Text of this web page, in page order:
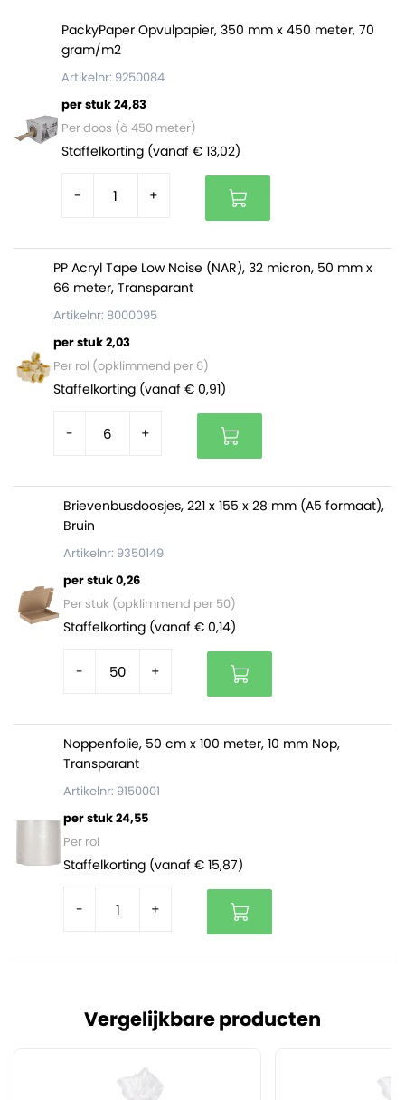
PackyPaper Opvulpapier, 350 mm x 450 meter, 70
gram/m2
Artikelnr: 9250084
per stuk 24,83
Per doos (à 450 meter)
Staffelkorting (vanaf € 13,02)
- +
PP Acryl Tape Low Noise (NAR), 32 micron, 50 mm x
66 meter, Transparant
Artikelnr: 8000095
per stuk 2,03
Per rol (opklimmend per 6)
Staffelkorting (vanaf € 0,91)
- +
Brievenbusdoosjes, 221 x 155 x 28 mm (A5 formaat),
Bruin
Artikelnr: 9350149
per stuk 0,26
Per stuk (opklimmend per 50)
Staffelkorting (vanaf € 0,14)
- +
Noppenfolie, 50 cm x 100 meter, 10 mm Nop,
Transparant
Artikelnr: 9150001
per stuk 24,55
Per rol
Staffelkorting (vanaf € 15,87)
- +
Vergelijkbare producten